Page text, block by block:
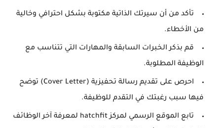
تأكد من أن سيرتك الذاتية مكتوبة بشكل احترافي وخالية
من الأخطاء.
قم بذكر الخبرات السابقة والمهارات التي تتناسب مع
الوظيفة المطلوبة.
احرص على تقديم رسالة تحفيزية (Cover Letter) توضح
فيها سبب رغبتك في التقدم للوظيفة.
تابع الموقع الرسمي لمركز hatchfit لمعرفة آخر الوظائف